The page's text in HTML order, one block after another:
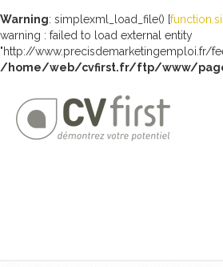
Warning: simplexml_load_file() [
warning : failed to load external entity
"http://www.precisdemarketingemploi.fr/
/home/web/cvfirst.fr/ftp/www/